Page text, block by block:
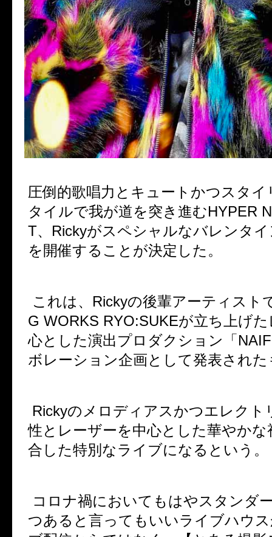
圧倒的歌唱力とキュートかつスタ
タイルで我が道を突き進むHYPER
T、 Rickyがスペシャルなバレンタ
を開催することが決定した。
これは、 Rickyの後輩アーティスト
G WORKS RYO:SUKEが立ち上げ
心とした演出プロダクション「
ボレーション企画として発表された
Rickyのメロディアスかつエレクト
性とレーザーを中心とした華やかな
合した特別なライブになるという。
コロナ禍においてもはやスタンダ
つあると言ってもいいライブハウ